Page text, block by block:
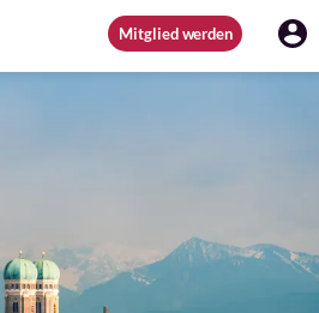
Mitglied werden